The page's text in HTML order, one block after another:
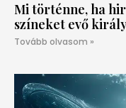
Mi történne, ha
színeket evő
Tovább olvasom »